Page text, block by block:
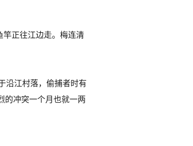
竿正往江边走。梅连清
沿江村落，偷捕者时有
的冲突一个月也就一两